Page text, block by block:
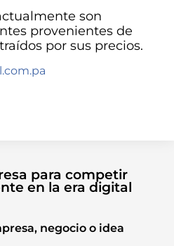
son
provenientes de
por sus precios.
para competir
en la era digital
negocio o idea